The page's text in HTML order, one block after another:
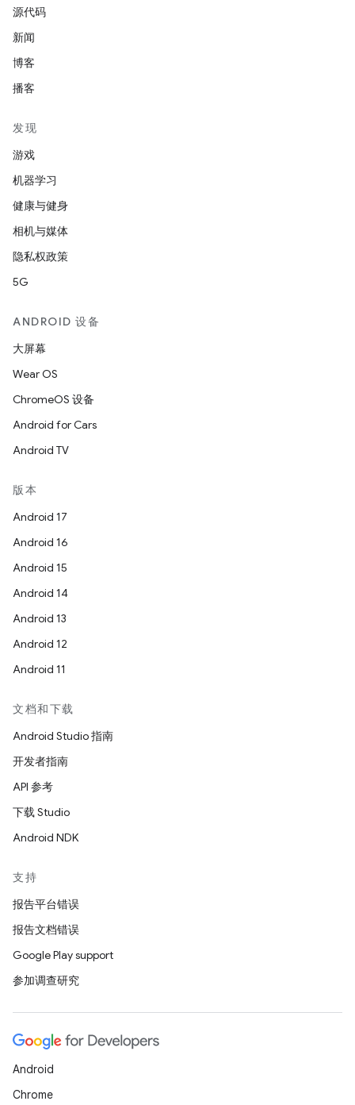
源代码
新闻
博客
播客
发现
游戏
机器学习
健康与健身
相机与媒体
隐私权政策
5G
ANDROID 设备
大屏幕
Wear OS
ChromeOS 设备
Android for Cars
Android TV
版本
Android 17
Android 16
Android 15
Android 14
Android 13
Android 12
Android 11
文档和下载
Android Studio 指南
开发者指南
API 参考
下载 Studio
Android NDK
支持
报告平台错误
报告文档错误
Google Play support
参加调查研究
Android
Chrome